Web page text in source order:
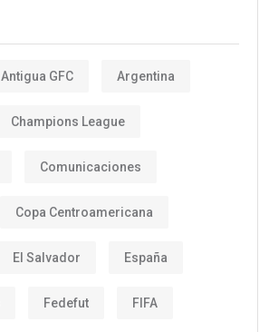
Antigua GFC Argentina
Champions League
Comunicaciones
Copa Centroamericana
El Salvador España
Fedefut FIFA